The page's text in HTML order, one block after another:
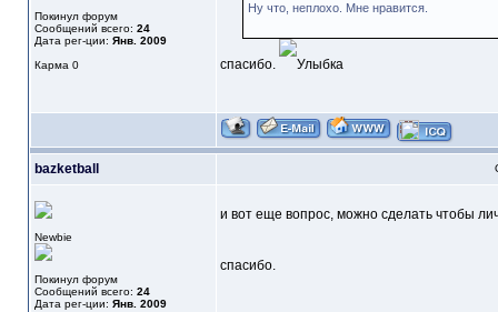
Покинул форум
Сообщений всего: 24
Дата рег-ции: Янв. 2009
Карма 0
Ну что, неплохо. Мне нравится.
спасибо.
bazketball
Newbie
Покинул форум
Сообщений всего: 24
Дата рег-ции: Янв. 2009
и вот еще вопрос, можно сделать чтобы
спасибо.